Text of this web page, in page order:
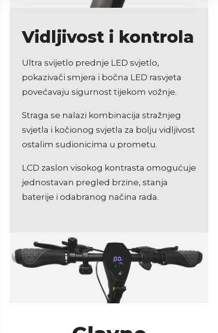
Pouzdana platforma razvijena za
Vidljivost i kontrola
Ultra svijetlo prednje LED svjetlo,
pokazivači smjera i bočna LED rasvjeta
povećavaju sigurnost tijekom vožnje.
Straga se nalazi kombinacija stražnjeg
svjetla i kočionog svjetla za bolju vidljivost
ostalim sudionicima u prometu.
LCD zaslon visokog kontrasta omogućuje
jednostavan pregled brzine, stanja
baterije i odabranog načina rada.